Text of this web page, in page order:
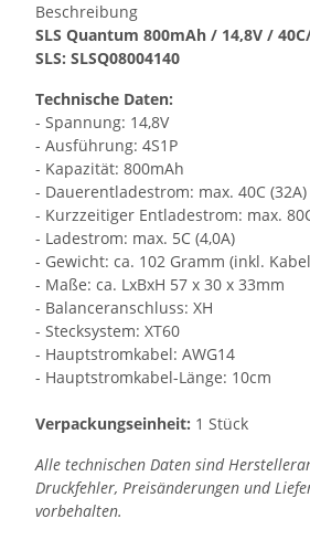
Beschreibung
SLS Quantum 800mAh / 14,8V /
SLS: SLSQ08004140
Technische Daten:
- Spannung: 14,8V
- Ausführung: 4S1P
- Kapazität: 800mAh
- Dauerentladestrom: max. 40C (32A)
- Kurzzeitiger Entladestrom: max.
- Ladestrom: max. 5C (4,0A)
- Gewicht: ca. 102 Gramm (inkl.
- Maße: ca. LxBxH 57 x 30 x 33mm
- Balanceranschluss: XH
- Stecksystem: XT60
- Hauptstromkabel: AWG14
- Hauptstromkabel-Länge: 10cm
Verpackungseinheit: 1 Stück
Alle technischen Daten sind
Druckfehler, Preisänderungen und
vorbehalten.